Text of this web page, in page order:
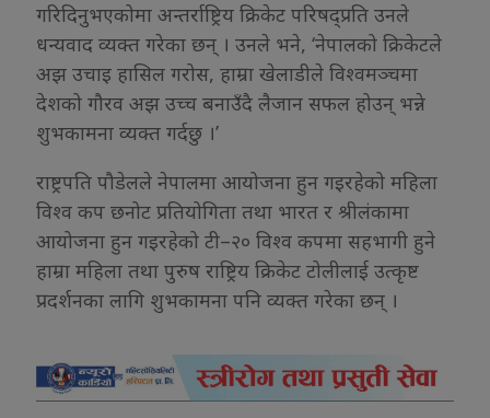
गरिदिनुभएकोमा अन्तर्राष्ट्रिय क्रिकेट परिषद्प्रति उनले
धन्यवाद व्यक्त गरेका छन् । उनले भने, ‘नेपालको क्रिकेटले
अझ उचाइ हासिल गरोस, हाम्रा खेलाडीले विश्वमञ्चमा
देशको गौरव अझ उच्च बनाउँदै लैजान सफल होउन् भन्ने
शुभकामना व्यक्त गर्दछु ।’
राष्ट्रपति पौडेलले नेपालमा आयोजना हुन गइरहेको महिला
विश्व कप छनोट प्रतियोगिता तथा भारत र श्रीलंकामा
आयोजना हुन गइरहेको टी–२० विश्व कपमा सहभागी हुने
हाम्रा महिला तथा पुरुष राष्ट्रिय क्रिकेट टोलीलाई उत्कृष्ट
प्रदर्शनका लागि शुभकामना पनि व्यक्त गरेका छन् ।